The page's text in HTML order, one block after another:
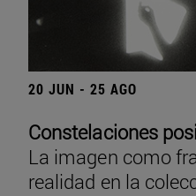
20 JUN - 25 AGO
Constelaciones
La imagen como
realidad en la